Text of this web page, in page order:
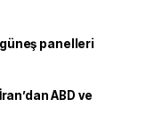
panelleri
ABD ve